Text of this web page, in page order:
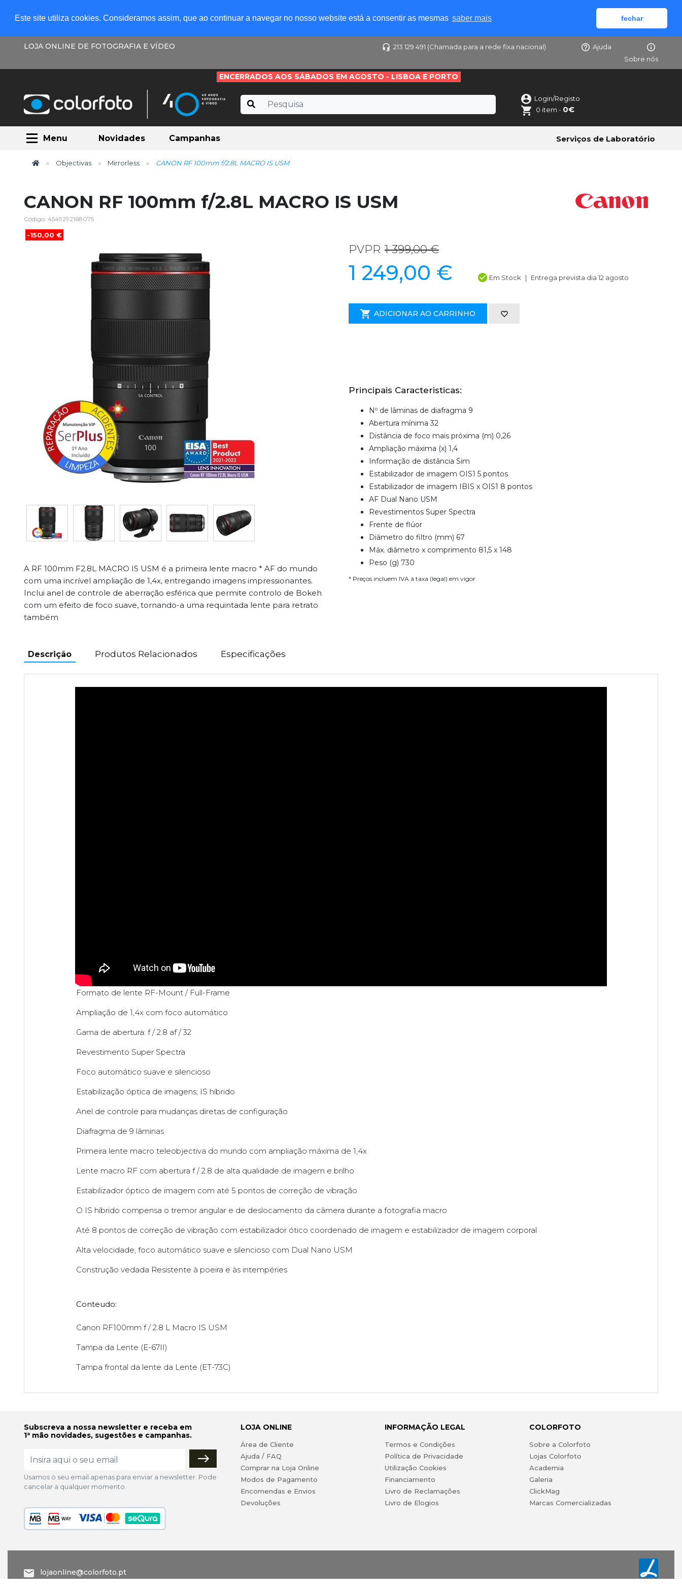
Este site utiliza cookies. Consideramos assim, que ao continuar a navegar no nosso website está a consentir as mesmas saber mais fechar
LOJA ONLINE DE FOTOGRAFIA E VÍDEO 213 129 491 (Chamada para a rede fixa nacional)
Ajuda
Sobre nós
ENCERRADOS AOS SÁBADOS EM AGOSTO - LISBOA E PORTO
Login/Registo
0 item - 0€
Menu Novidades Campanhas Serviços de Laboratório
Objectivas Mirrorless CANON RF 100mm f/2.8L MACRO IS USM
CANON RF 100mm f/2.8L MACRO IS USM
Código: 4549292168075
-150,00 €
A RF 100mm F2.8L MACRO IS USM é a primeira lente macro * AF do mundo
com uma incrível ampliação de 1,4x, entregando imagens impressionantes.
Inclui anel de controle de aberração esférica que permite controlo de Bokeh
com um efeito de foco suave, tornando-a uma requintada lente para retrato
também
PVPR 1 399,00 €
1 249,00 € Em Stock Entrega prevista dia 12 agosto
ADICIONAR AO CARRINHO
Principais Caracteristicas:
Nº de lâminas de diafragma 9
Abertura mínima 32
Distância de foco mais próxima (m) 0,26
Ampliação máxima (x) 1,4
Informação de distância Sim
Estabilizador de imagem OIS1 5 pontos
Estabilizador de imagem IBIS x OIS1 8 pontos
AF Dual Nano USM
Revestimentos Super Spectra
Frente de flúor
Diâmetro do filtro (mm) 67
Máx. diâmetro x comprimento 81,5 x 148
Peso (g) 730
* Preços incluem IVA à taxa (legal) em vigor
Descrição Produtos Relacionados Especificações
Formato de lente RF-Mount / Full-Frame
Ampliação de 1,4x com foco automático
Gama de abertura: f / 2.8 af / 32
Revestimento Super Spectra
Foco automático suave e silencioso
Estabilização óptica de imagens; IS híbrido
Anel de controle para mudanças diretas de configuração
Diafragma de 9 lâminas
Primeira lente macro teleobjectiva do mundo com ampliação máxima de 1,4x
Lente macro RF com abertura f / 2.8 de alta qualidade de imagem e brilho
Estabilizador óptico de imagem com até 5 pontos de correção de vibração
O IS híbrido compensa o tremor angular e de deslocamento da câmera durante a fotografia macro
Até 8 pontos de correção de vibração com estabilizador ótico coordenado de imagem e estabilizador de imagem corporal
Alta velocidade, foco automático suave e silencioso com Dual Nano USM
Construção vedada Resistente à poeira e às intempéries
Conteudo:
Canon RF100mm f / 2.8 L Macro IS USM
Tampa da Lente (E-67II)
Tampa frontal da lente da Lente (ET-73C)
Subscreva a nossa newsletter e receba em
1ª mão novidades, sugestões e campanhas.
Usamos o seu email apenas para enviar a newsletter. Pode
cancelar a qualquer momento.
LOJA ONLINE
Área de Cliente
Ajuda / FAQ
Comprar na Loja Online
Modos de Pagamento
Encomendas e Envios
Devoluções
INFORMAÇÃO LEGAL
Termos e Condições
Política de Privacidade
Utilização Cookies
Financiamento
Livro de Reclamações
Livro de Elogios
COLORFOTO
Sobre a Colorfoto
Lojas Colorfoto
Academia
Galeria
ClickMag
Marcas Comercializadas
lojaonline@colorfoto.pt